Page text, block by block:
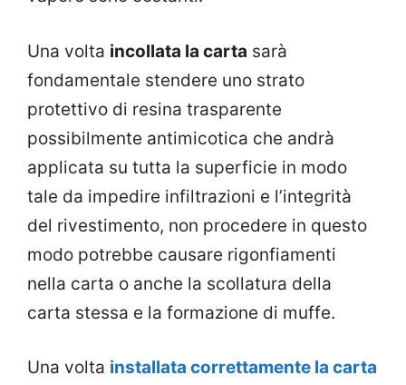
Una volta incollata la carta sarà
fondamentale stendere uno strato
protettivo di resina trasparente
possibilmente antimicotica che andrà
applicata su tutta la superficie in modo
tale da impedire infiltrazioni e l’integrità
del rivestimento, non procedere in questo
modo potrebbe causare rigonfiamenti
nella carta o anche la scollatura della
carta stessa e la formazione di muffe.
Una volta installata correttamente la carta